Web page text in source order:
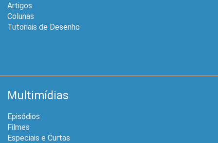
Artigos
Colunas
Tutoriais de Desenho
Multimídias
Episódios
Filmes
Especiais e Curtas